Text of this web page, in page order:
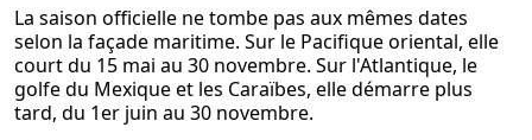
La saison officielle ne tombe pas aux mêmes dates
selon la façade maritime. Sur le Pacifique oriental, elle
court du 15 mai au 30 novembre. Sur l'Atlantique, le
golfe du Mexique et les Caraïbes, elle démarre plus
tard, du 1er juin au 30 novembre.